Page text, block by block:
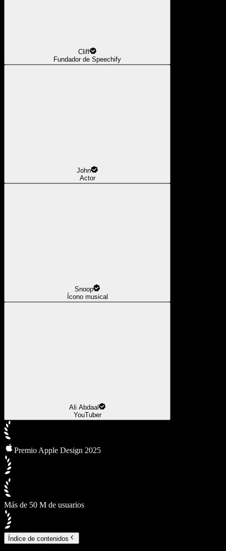
Cliff
Fundador de Speechify
John
Actor
Snoop
Ícono musical
Ali Abdaal
YouTuber
Premio Apple Design 2025
Más de 50 M de usuarios
Índice de contenidos